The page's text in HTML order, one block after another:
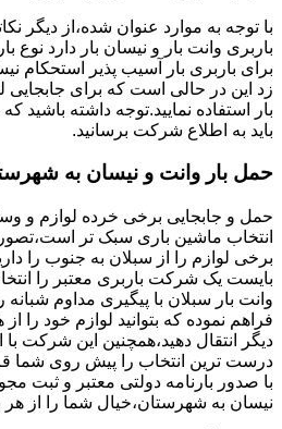
با توجه به موارد عنوان شده،از دیگر
باربری وانت بار و نیسان بار دارد نوع
برای باربری بار آسیب پذیر استحکام
زد این در حالی است که برای جابجایی
بار استفاده نمایید.توجه داشته باشید
باید به اطلاع شرکت برسانید.
حمل بار وانت و نیسان به
حمل و جابجایی برخی خرده لوازم و
انتخاب ماشین باری سبک تر
برخی لوازم را از سبلان به جنوب را
بایست یک شرکت باربری معتبر را
وانت بار سبلان با پیگیری مداوم
فراهم نموده که بتوانید لوازم خود را
دیگر انتقال دهید،همچنین این شرکت
درست ترین انتخاب را پیش روی شما
با صدور بارنامه دولتی معتبر و ثبت
نیسان به شهرستان،خیال شما را از